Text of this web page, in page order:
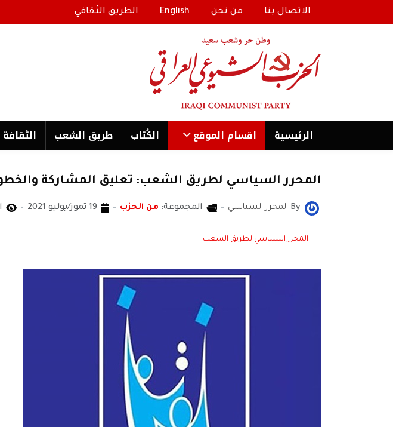
الاتصال بنا من نحن English الطريق الثقافي
الرئیسية اقسام الموقع الكُتاب طریق الشعب
المحرر السياسي لطريق الشعب: تعليق المشاركة والخطوة
By المحرر السياسي المجموعة: من الحزب 19 تموز/يوليو 2021
المحرر السياسي لطريق الشعب